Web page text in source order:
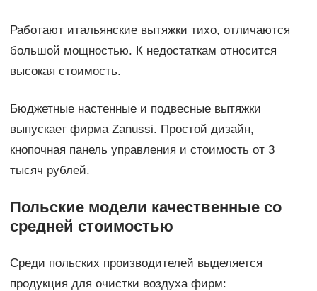
Работают итальянские вытяжки тихо, отличаются
большой мощностью. К недостаткам относится
высокая стоимость.
Бюджетные настенные и подвесные вытяжки
выпускает фирма Zanussi. Простой дизайн,
кнопочная панель управления и стоимость от 3
тысяч рублей.
Польские модели качественные со
средней стоимостью
Среди польских производителей выделяется
продукция для очистки воздуха фирм: